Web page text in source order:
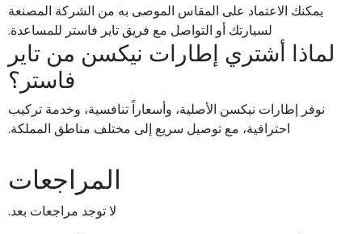
يمكنك الاعتماد على المقاس الموصى به من الشركة المصنعة
لسيارتك أو التواصل مع فريق تاير فاستر للمساعدة.
لماذا أشتري إطارات نيكسن من تاير
فاستر؟
نوفر إطارات نيكسن الأصلية، وأسعاراً تنافسية، وخدمة تركيب
احترافية، مع توصيل سريع إلى مختلف مناطق المملكة.
المراجعات
لا توجد مراجعات بعد.